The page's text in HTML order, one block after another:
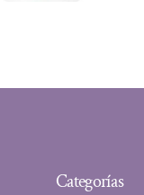
Categorías